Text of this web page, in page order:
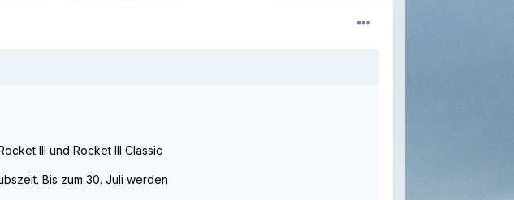
III und Rocket III Classic
Bis zum 30. Juli werden